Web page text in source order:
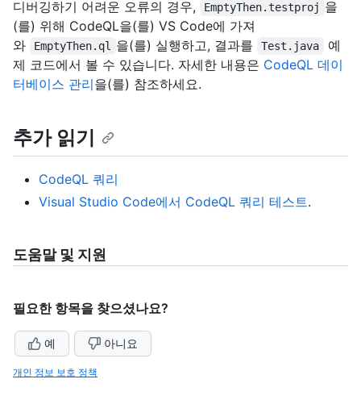
디버깅하기 어려운 오류의 경우,
EmptyThen.testproj 을
(를) 위해 CodeQL을(를) VS Code에 가져
와
EmptyThen.ql 을(를) 실행하고, 결과를 Test.java
예
제 코드에서 볼 수 있습니다. 자세한 내용은 CodeQL 데이
터베이스 관리을(를) 참조하세요.
추가 읽기
CodeQL 쿼리
Visual Studio Code에서 CodeQL 쿼리 테스트.
도움말 및 지원
필요한 항목을 찾으셨나요?
예 아니요
개인 정보 보호 정책